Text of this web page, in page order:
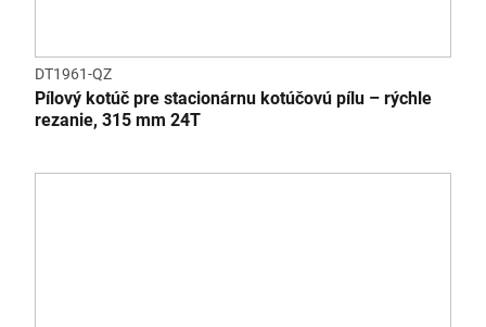
DT1961-QZ
Pílový kotúč pre stacionárnu kotúčovú pílu – rýchle
rezanie, 315 mm 24T